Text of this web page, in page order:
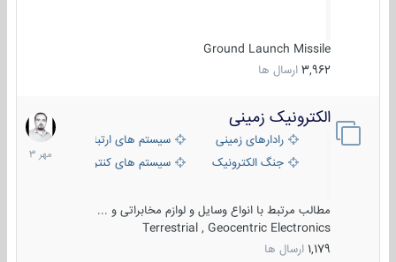
Ground Launch Missile
3,962 ارسال ها
الکترونیک زمینی
رادارهای زمینی
سیستم های ارتباطی و جمع آوری
جنگ الکترونیک
سیستم های کنترل آتش و تجهیزات
مطالب مرتبط با انواع وسایل و لوازم مخابراتی و ...
Terrestrial , Geocentric Electronics
1,179 ارسال ها
1
مهر
1403